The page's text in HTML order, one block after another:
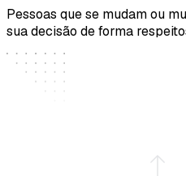
Pessoas que se mudam ou
sua decisão de forma